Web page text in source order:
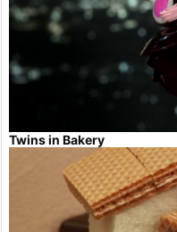
Twins in Bakery